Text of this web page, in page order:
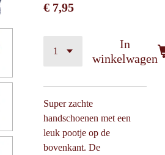
€ 7,95
In
winkelwagen
Super zachte
handschoenen met een
leuk pootje op de
bovenkant. De